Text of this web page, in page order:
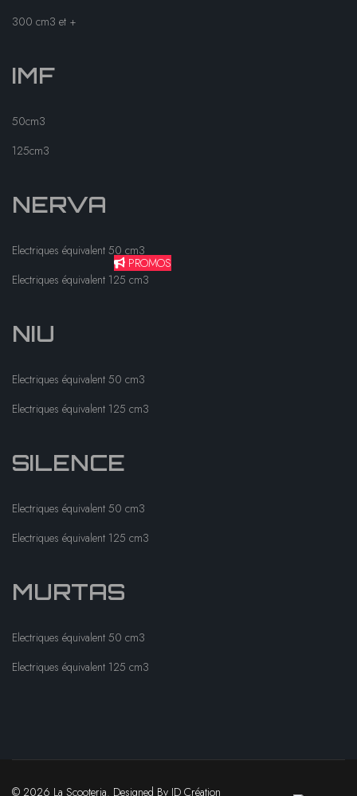
300 cm3 et +
IMF
50cm3
125cm3
NERVA
Electriques équivalent 50 cm3
Electriques équivalent 125 cm3
NIU
Electriques équivalent 50 cm3
Electriques équivalent 125 cm3
SILENCE
Electriques équivalent 50 cm3
Electriques équivalent 125 cm3
MURTAS
Electriques équivalent 50 cm3
Electriques équivalent 125 cm3
PROMOS
© 2026 La Scooteria. Designed By ID Création